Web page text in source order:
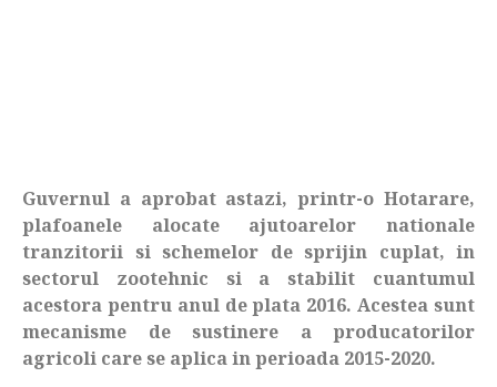
Guvernul a aprobat astazi, printr-o Hotarare,
plafoanele alocate ajutoarelor nationale
tranzitorii si schemelor de sprijin cuplat, in
sectorul zootehnic si a stabilit cuantumul
acestora pentru anul de plata 2016. Acestea sunt
mecanisme de sustinere a producatorilor
agricoli care se aplica in perioada 2015-2020.